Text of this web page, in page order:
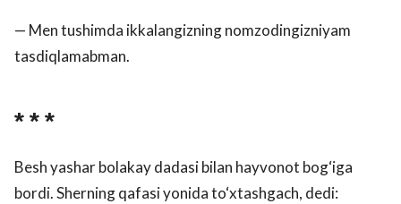
— Men tushimda ikkalangizning nomzodingizniyam
tasdiqlamabman.
* * *
Besh yashar bolakay dadasi bilan hayvonot bog‘iga
bordi. Sherning qafasi yonida to‘xtashgach, dedi: